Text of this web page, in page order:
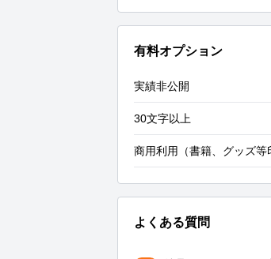
有料オプション
実績非公開
30文字以上
商用利用（書籍、グッズ等
よくある質問